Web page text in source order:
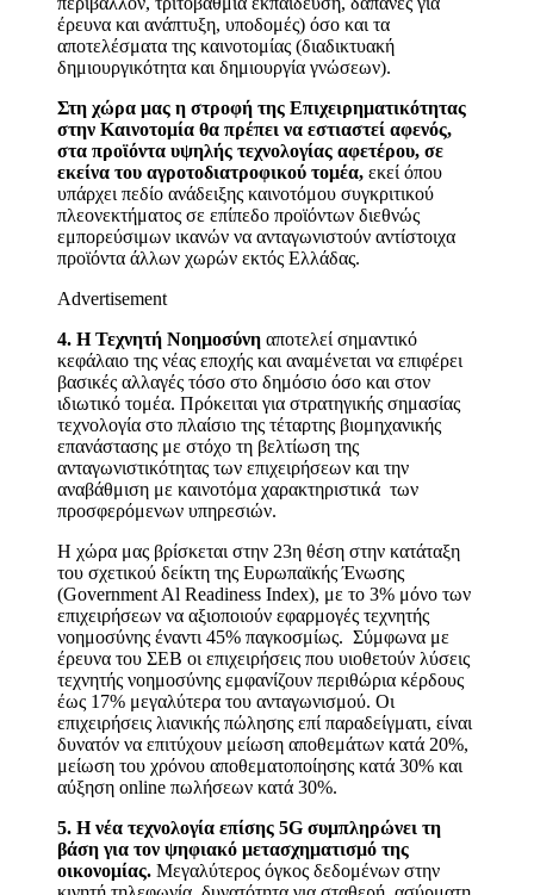
έρευνα και ανάπτυξη, υποδομές) όσο και τα
αποτελέσματα της καινοτομίας (διαδικτυακή
δημιουργικότητα και δημιουργία γνώσεων).
Στη χώρα μας η στροφή της Επιχειρηματικότητας
στην Καινοτομία θα πρέπει να εστιαστεί αφενός,
στα προϊόντα υψηλής τεχνολογίας αφετέρου, σε
εκείνα του αγροτοδιατροφικού τομέα, εκεί όπου
υπάρχει πεδίο ανάδειξης καινοτόμου συγκριτικού
πλεονεκτήματος σε επίπεδο προϊόντων διεθνώς
εμπορεύσιμων ικανών να ανταγωνιστούν αντίστοιχα
προϊόντα άλλων χωρών εκτός Ελλάδας.
Advertisement
4. Η Τεχνητή Νοημοσύνη αποτελεί σημαντικό
κεφάλαιο της νέας εποχής και αναμένεται να επιφέρει
βασικές αλλαγές τόσο στο δημόσιο όσο και στον
ιδιωτικό τομέα. Πρόκειται για στρατηγικής σημασίας
τεχνολογία στο πλαίσιο της τέταρτης βιομηχανικής
επανάστασης με στόχο τη βελτίωση της
ανταγωνιστικότητας των επιχειρήσεων και την
αναβάθμιση με καινοτόμα χαρακτηριστικά των
προσφερόμενων υπηρεσιών.
Η χώρα μας βρίσκεται στην 23η θέση στην κατάταξη
του σχετικού δείκτη της Ευρωπαϊκής Ένωσης
(Government Al Readiness Index), με το 3% μόνο των
επιχειρήσεων να αξιοποιούν εφαρμογές τεχνητής
νοημοσύνης έναντι 45% παγκοσμίως. Σύμφωνα με
έρευνα του ΣΕΒ οι επιχειρήσεις που υιοθετούν λύσεις
τεχνητής νοημοσύνης εμφανίζουν περιθώρια κέρδους
έως 17% μεγαλύτερα του ανταγωνισμού. Οι
επιχειρήσεις λιανικής πώλησης επί παραδείγματι, είναι
δυνατόν να επιτύχουν μείωση αποθεμάτων κατά 20%,
μείωση του χρόνου αποθεματοποίησης κατά 30% και
αύξηση online πωλήσεων κατά 30%.
5. Η νέα τεχνολογία επίσης 5G συμπληρώνει τη
βάση για τον ψηφιακό μετασχηματισμό της
οικονομίας. Μεγαλύτερος όγκος δεδομένων στην